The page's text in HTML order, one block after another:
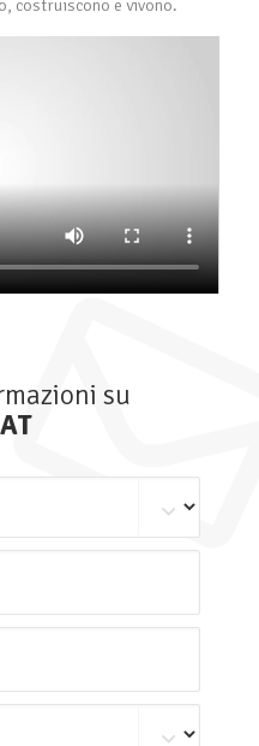
costruiscono e vivono.
su